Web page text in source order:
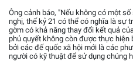
Ông cảnh báo, "Nếu không có một
nghị, thế kỷ 21 có thể có nghĩa là sự
gờm có khả năng thay đổi kết quả
phủ quyết không còn được thực hiện
bởi các đế quốc xã hội mới là các
người có kỹ thuật để sử dụng chúng